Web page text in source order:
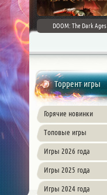
DOOM: The Dark Ages
Торрент игры
Горячие новинки
Топовые игры
Игры 2026 года
Игры 2025 года
Игры 2024 года